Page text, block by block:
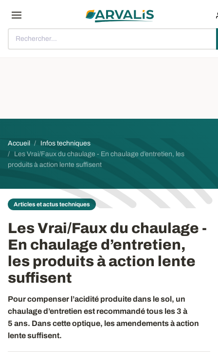
Rechercher...
Fil d'Ariane
Accueil
Infos techniques
Les Vrai/Faux du chaulage - En chaulage d’entretien, les
produits à action lente suffisent
Articles et actus techniques
Les Vrai/Faux du chaulage -
En chaulage d’entretien,
les produits à action lente
suffisent
Pour compenser l’acidité produite dans le sol, un
chaulage d’entretien est recommandé tous les 3 à
5 ans. Dans cette optique, les amendements à action
lente suffisent.